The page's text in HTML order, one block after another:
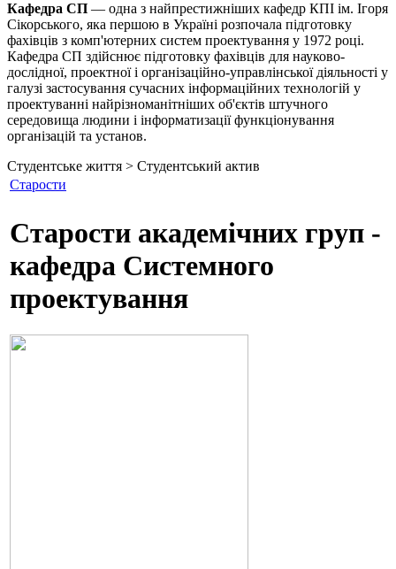
Кафедра СП — одна з найпрестижніших кафедр КПІ ім. Ігоря
Сікорського, яка першою в Україні розпочала підготовку
фахівців з комп'ютерних систем проектування у 1972 році.
Кафедра СП здійснює підготовку фахівців для науково-
дослідної, проектної і організаційно-управлінської діяльності у
галузі застосування сучасних інформаційних технологій у
проектуванні найрізноманітніших об'єктів штучного
середовища людини і інформатизації функціонування
організацій та установ.
Студентське життя > Студентський актив
Старости
Старости академічних груп -
кафедра Системного
проектування